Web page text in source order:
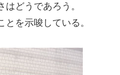
どうであろう。
を示唆している。